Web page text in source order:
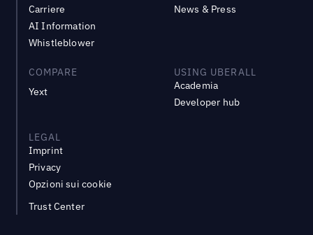
Carriere
AI Information
Whistleblower
News & Press
COMPARE
Yext
USING UBERALL
Academia
Developer hub
LEGAL
Imprint
Privacy
Opzioni sui cookie
Trust Center